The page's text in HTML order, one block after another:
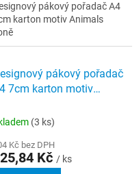
pákový pořadač A4
karton motiv Animals
pákový pořadač
7cm karton motiv
(3 ks)
Kč bez DPH
Kč / ks